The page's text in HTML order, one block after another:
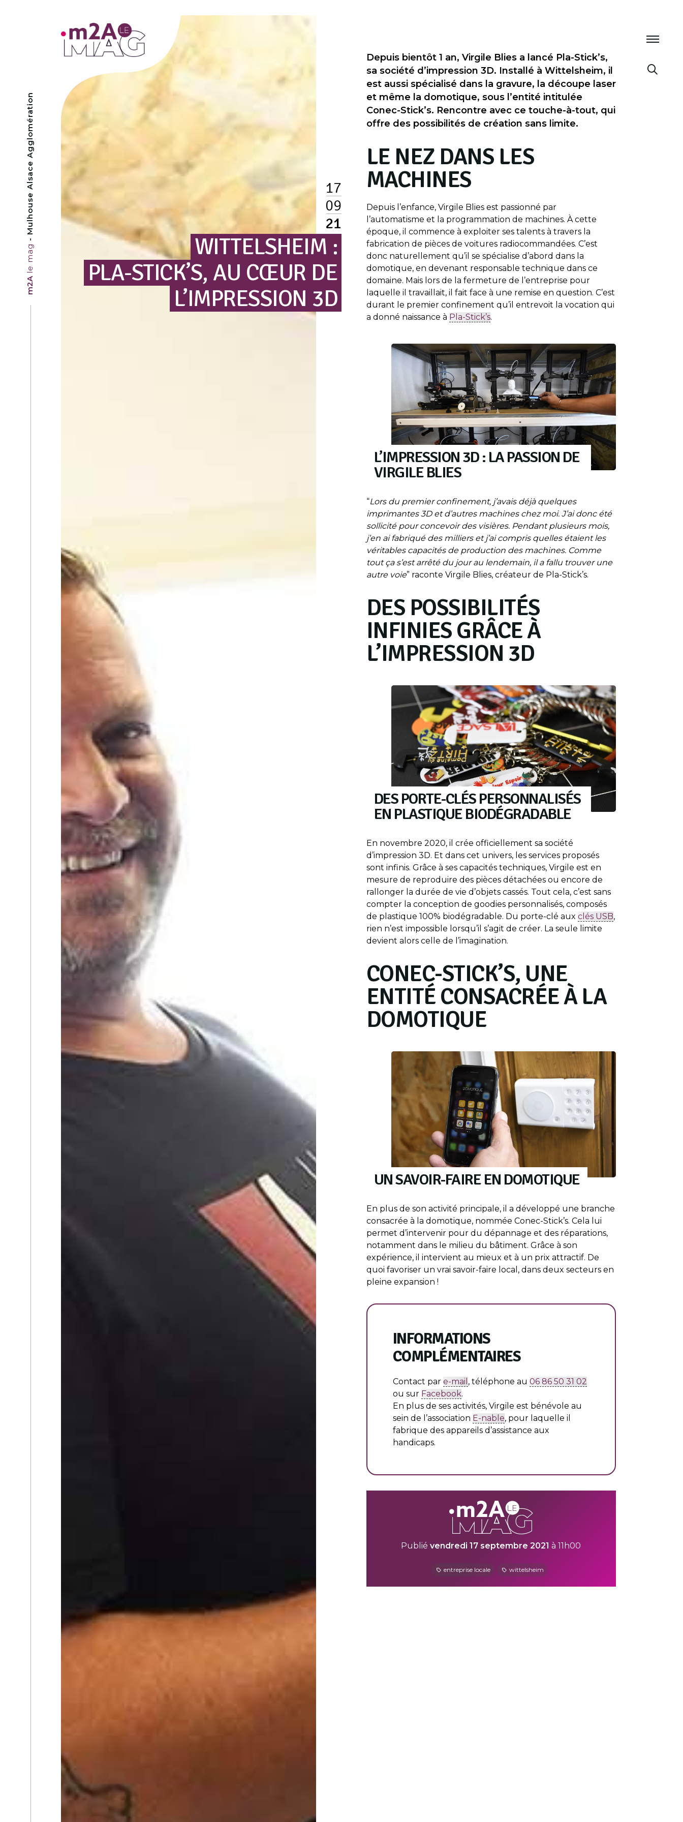
m2A
le mag
- Mulhouse Alsace Agglomération
17
09
21
WITTELSHEIM :
PLA-STICK’S, AU CŒUR DE
L’IMPRESSION 3D
Depuis bientôt 1 an, Virgile Blies a lancé Pla-Stick’s,
sa société d’impression 3D. Installé à Wittelsheim, il
est aussi spécialisé dans la gravure, la découpe laser
et même la domotique, sous l’entité intitulée
Conec-Stick’s. Rencontre avec ce touche-à-tout, qui
offre des possibilités de création sans limite.
LE NEZ DANS LES
MACHINES
Depuis l’enfance, Virgile Blies est passionné par
l’automatisme et la programmation de machines. À cette
époque, il commence à exploiter ses talents à travers la
fabrication de pièces de voitures radiocommandées. C’est
donc naturellement qu’il se spécialise d’abord dans la
domotique, en devenant responsable technique dans ce
domaine. Mais lors de la fermeture de l’entreprise pour
laquelle il travaillait, il fait face à une remise en question. C’est
durant le premier confinement qu’il entrevoit la vocation qui
a donné naissance à Pla-Stick’s.
L’IMPRESSION 3D : LA PASSION DE
VIRGILE BLIES
“Lors du premier confinement, j’avais déjà quelques
imprimantes 3D et d’autres machines chez moi. J’ai donc été
sollicité pour concevoir des visières. Pendant plusieurs mois,
j’en ai fabriqué des milliers et j’ai compris quelles étaient les
véritables capacités de production des machines. Comme
tout ça s’est arrêté du jour au lendemain, il a fallu trouver une
autre voie” raconte Virgile Blies, créateur de Pla-Stick’s.
DES POSSIBILITÉS
INFINIES GRÂCE À
L’IMPRESSION 3D
DES PORTE-CLÉS PERSONNALISÉS
EN PLASTIQUE BIODÉGRADABLE
En novembre 2020, il crée officiellement sa société
d’impression 3D. Et dans cet univers, les services proposés
sont infinis. Grâce à ses capacités techniques, Virgile est en
mesure de reproduire des pièces détachées ou encore de
rallonger la durée de vie d’objets cassés. Tout cela, c’est sans
compter la conception de goodies personnalisés, composés
de plastique 100% biodégradable. Du porte-clé aux clés USB,
rien n’est impossible lorsqu’il s’agit de créer. La seule limite
devient alors celle de l’imagination.
CONEC-STICK’S, UNE
ENTITÉ CONSACRÉE À LA
DOMOTIQUE
UN SAVOIR-FAIRE EN DOMOTIQUE
En plus de son activité principale, il a développé une branche
consacrée à la domotique, nommée Conec-Stick’s. Cela lui
permet d’intervenir pour du dépannage et des réparations,
notamment dans le milieu du bâtiment. Grâce à son
expérience, il intervient au mieux et à un prix attractif. De
quoi favoriser un vrai savoir-faire local, dans deux secteurs en
pleine expansion !
INFORMATIONS
COMPLÉMENTAIRES
Contact par e-mail , téléphone au 06 86 50 31 02
ou sur Facebook.
En plus de ses activités, Virgile est bénévole au
sein de l’association E-nable, pour laquelle il
fabrique des appareils d’assistance aux
handicaps.
Publiévendredi 17 septembre 2021 à 11h00
entreprise locale wittelsheim